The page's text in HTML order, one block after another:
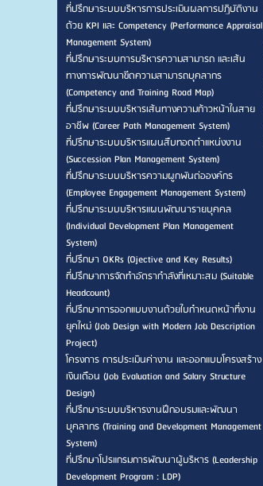
ที่ปรึกษาระบบบริหารการประเมินผลการปฏิบัติงาน
ด้วย KPI และ Competency (Performance Appraisal
Management System)
ที่ปรึกษาระบบการบริหารความสามารถ และเส้น
ทางการพัฒนาขีดความสามารถบุคลากร
(Competency and Training Road Map)
ที่ปรึกษาระบบบริหารเส้นทางความก้าวหน้าในสาย
อาชีพ (Career Path Management System)
ที่ปรึกษาระบบบริหารแผนสืบทอดตำแหน่งงาน
(Succession Plan Management System)
ที่ปรึกษาระบบบริหารความผูกพันต่อองค์กร
(Employee Engagement Management System)
ที่ปรึกษาระบบบริหารแผนพัฒนารายบุคคล
(Individual Development Plan Management
System)
ที่ปรึกษา OKRs (Ojective and Key Results)
ที่ปรึกษาการจัดทำอัตรากำลังที่เหมาะสม (Suitable
Headcount)
ที่ปรึกษาการออกแบบงานด้วยใบกำหนดหน้าที่งาน
ยุคใหม่ (Job Design with Modern Job Description
Project)
โครงการ การประเมินค่างาน และออกแบบโครงสร้าง
เงินเดือน (Job Evaluation and Salary Structure
Design)
ที่ปรึกษาระบบบริหารงานฝึกอบรมและพัฒนา
บุคลากร (Training and Development Management
System)
ที่ปรึกษาโปรแกรมการพัฒนาผู้บริหาร (Leadership
Development Program : LDP)